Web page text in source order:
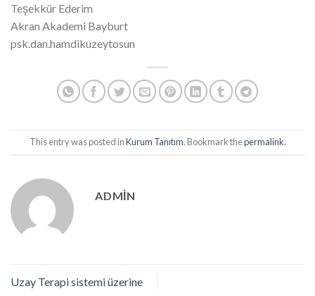
Teşekkür Ederim
Akran Akademi Bayburt
psk.dan.hamdikuzeytosun
This entry was posted inKurum Tanıtım. Bookmark thepermalink.
ADMIN
Uzay Terapi sistemi üzerine